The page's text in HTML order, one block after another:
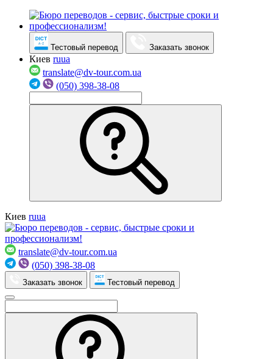
Тестовый перевод Заказать звонок
Киев ruua
translate@dv-tour.com.ua
(050) 398-38-08
Киев ruua
translate@dv-tour.com.ua
(050) 398-38-08
Заказать звонок Тестовый перевод